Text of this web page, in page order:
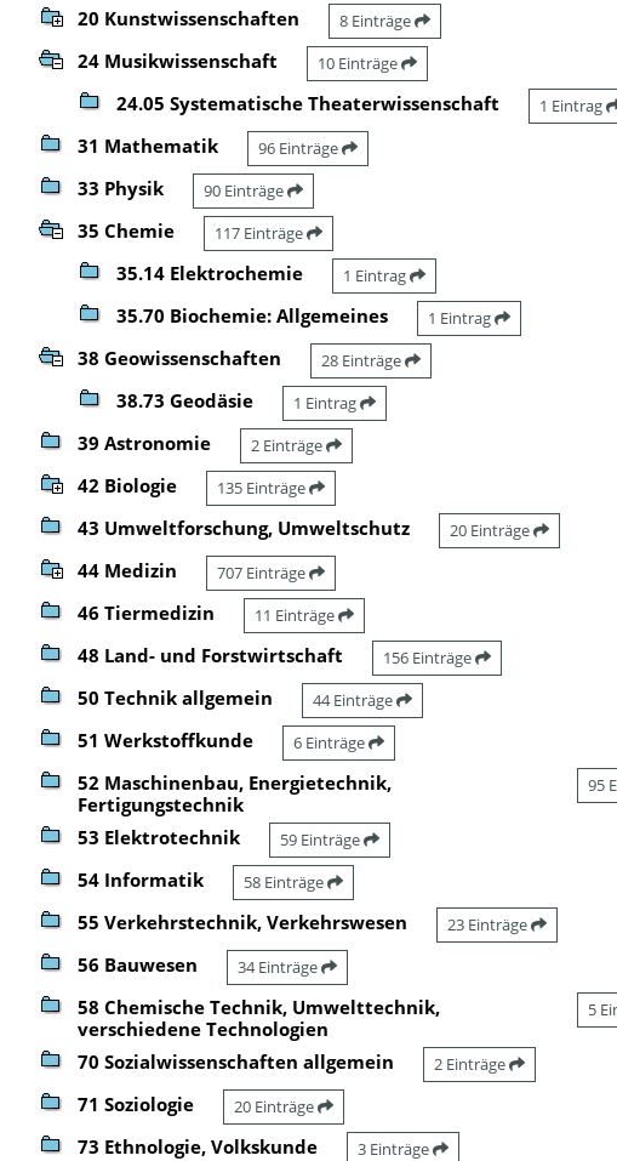
20 Kunstwissenschaften 8 Einträge
24 Musikwissenschaft 10 Einträge
24.05 Systematische Theaterwissenschaft 1 Eintrag
31 Mathematik 96 Einträge
33 Physik 90 Einträge
35 Chemie 117 Einträge
35.14 Elektrochemie 1 Eintrag
35.70 Biochemie: Allgemeines 1 Eintrag
38 Geowissenschaften 28 Einträge
38.73 Geodäsie 1 Eintrag
39 Astronomie 2 Einträge
42 Biologie 135 Einträge
43 Umweltforschung, Umweltschutz 20 Einträge
44 Medizin 707 Einträge
46 Tiermedizin 11 Einträge
48 Land- und Forstwirtschaft 156 Einträge
50 Technik allgemein 44 Einträge
51 Werkstoffkunde 6 Einträge
52 Maschinenbau, Energietechnik,
Fertigungstechnik
95
53 Elektrotechnik 59 Einträge
54 Informatik 58 Einträge
55 Verkehrstechnik, Verkehrswesen 23 Einträge
56 Bauwesen 34 Einträge
58 Chemische Technik, Umwelttechnik,
verschiedene Technologien
5
70 Sozialwissenschaften allgemein 2 Einträge
71 Soziologie 20 Einträge
73 Ethnologie, Volkskunde 3 Einträge